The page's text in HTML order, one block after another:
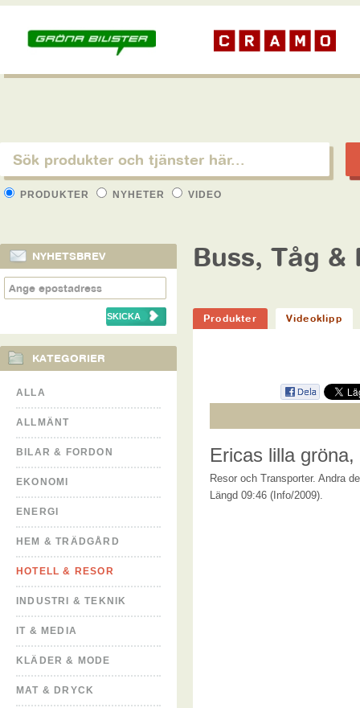
PRODUKTER NYHETER VIDEO
NYHETSBREV
KATEGORIER
ALLA
ALLMÄNT
BILAR & FORDON
EKONOMI
ENERGI
HEM & TRÄDGÅRD
HOTELL & RESOR
INDUSTRI & TEKNIK
IT & MEDIA
KLÄDER & MODE
MAT & DRYCK
Buss, Tåg &
Produkter Videoklipp
Ericas lilla gröna,
Resor och Transporter. Andra
Längd 09:46 (Info/2009).